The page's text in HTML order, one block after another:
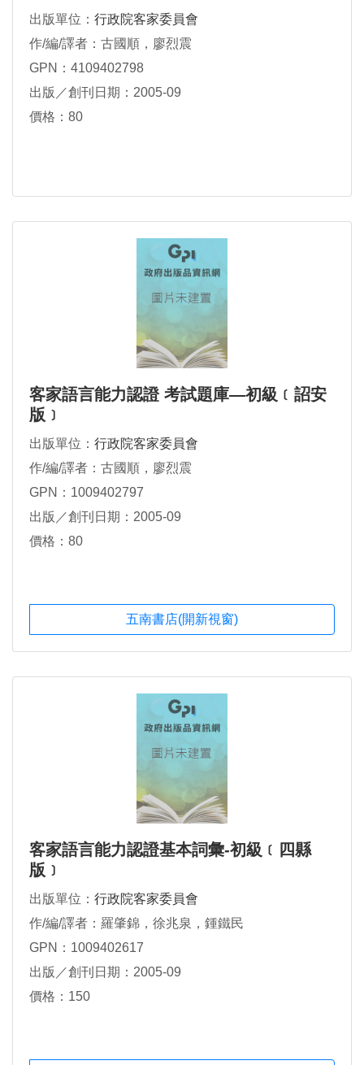
出版單位： 行政院客家委員會
作/編/譯者：古國順，廖烈震
GPN：4109402798
出版／創刊日期：2005-09
價格：80
客家語言能力認證 考試題庫—初級﹝詔安
版﹞
出版單位： 行政院客家委員會
作/編/譯者：古國順，廖烈震
GPN：1009402797
出版／創刊日期：2005-09
價格：80
五南書店(開新視窗)
客家語言能力認證基本詞彙-初級﹝四縣
版﹞
出版單位： 行政院客家委員會
作/編/譯者：羅肇錦，徐兆泉，鍾鐵民
GPN：1009402617
出版／創刊日期：2005-09
價格：150